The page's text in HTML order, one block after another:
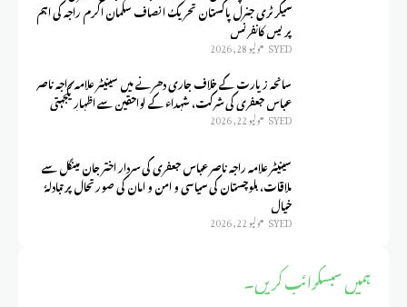
سیکرٹری جنرل پاکستان تحریک انصاف سلمان اکرم راجہ کی اہم
پریس کانفرنس
SYED يوليو 28, 2026
سانحہ زیارت کے خلاف جاری دھرنے میں سینیٹر علامہ راجہ ناصر
عباس جعفری کی شرکت، شہداء کے لواحقین سے اظہارِ یکجہتی
SYED يوليو 22, 2026
سینیٹر علامہ راجہ ناصر عباس جعفری کی سردار اختر جان مینگل سے
ملاقات، بلوچستان کی سیاسی و امن و امان کی صورتحال پر تبادلۂ
خیال
SYED يوليو 22, 2026
ہمیں سبسکرائب کریں۔